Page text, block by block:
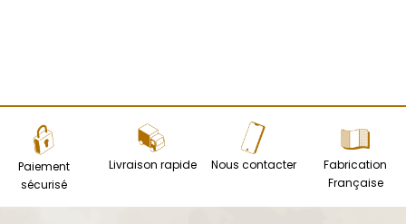
Paiement
sécurisé
Livraison rapide Nous contacter
Fabrication
Française